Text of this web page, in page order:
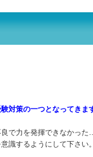
対策の一つとなってきま
で力を発揮できなかっ
識するようにして下さい